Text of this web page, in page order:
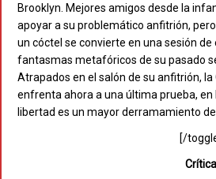
Brooklyn. Mejores amigos desde la
apoyar a su problemático anfitrión,
un cóctel se convierte en una sesión
fantasmas metafóricos de su pasado
Atrapados en el salón de su anfitrión, la
enfrenta ahora a una última prueba, en
libertad es un mayor derramamiento
[/
Crítica